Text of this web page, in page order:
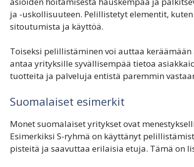
ja -uskollisuuteen. Pelillistetyt elementit,
sitoutumista ja käyttöä.
Toiseksi pelillistäminen voi auttaa
antaa yrityksille syvällisempää tietoa
tuotteita ja palveluja entistä paremmin
Suomalaiset esimerkit
Monet suomalaiset yritykset ovat
Esimerkiksi S-ryhmä on käyttänyt
pisteitä ja saavuttaa erilaisia etuja. Tämä on